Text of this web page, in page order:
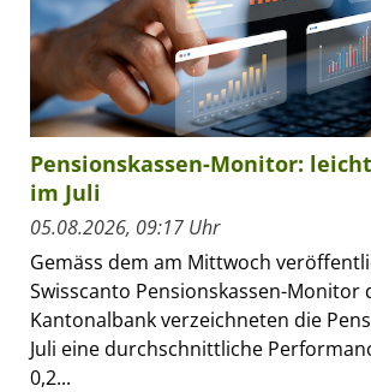
Pensionskassen-Monitor:
im Juli
05.08.2026, 09:17 Uhr
Gemäss dem am Mittwoch
Swisscanto Pensionskassen-Monitor
Kantonalbank verzeichneten die
Juli eine durchschnittliche
0,2...